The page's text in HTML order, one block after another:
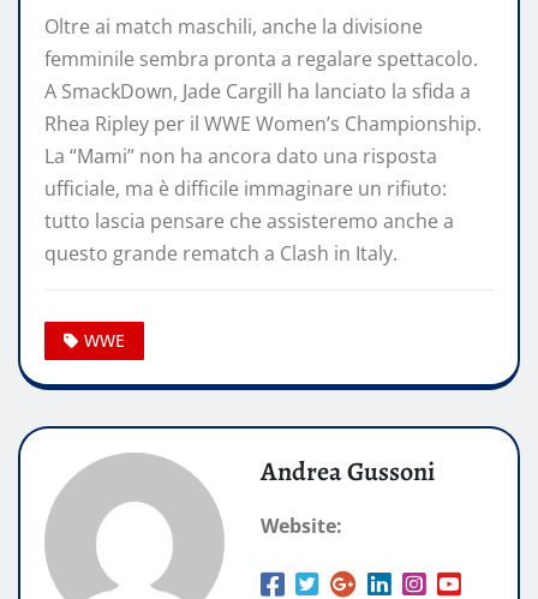
Oltre ai match maschili, anche la divisione
femminile sembra pronta a regalare spettacolo.
A SmackDown, Jade Cargill ha lanciato la sfida a
Rhea Ripley per il WWE Women’s Championship.
La “Mami” non ha ancora dato una risposta
ufficiale, ma è difficile immaginare un rifiuto:
tutto lascia pensare che assisteremo anche a
questo grande rematch a Clash in Italy.
WWE
Andrea Gussoni
Website: